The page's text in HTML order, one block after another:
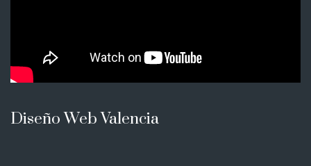
Diseño Web Valencia